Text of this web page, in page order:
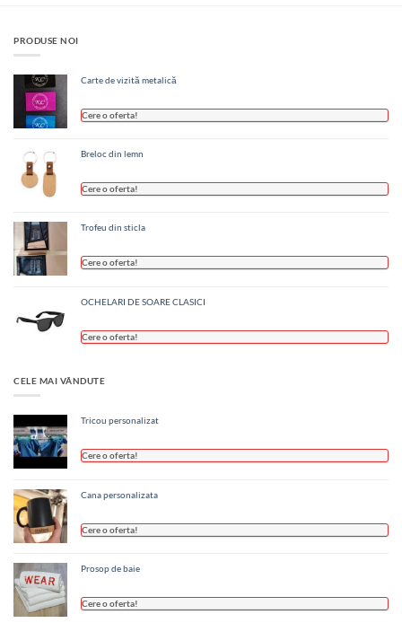
PRODUSE NOI
Carte de vizită metalică
Cere o oferta!
Breloc din lemn
Cere o oferta!
Trofeu din sticla
Cere o oferta!
OCHELARI DE SOARE CLASICI
Cere o oferta!
CELE MAI VÂNDUTE
Tricou personalizat
Cere o oferta!
Cana personalizata
Cere o oferta!
Prosop de baie
Cere o oferta!